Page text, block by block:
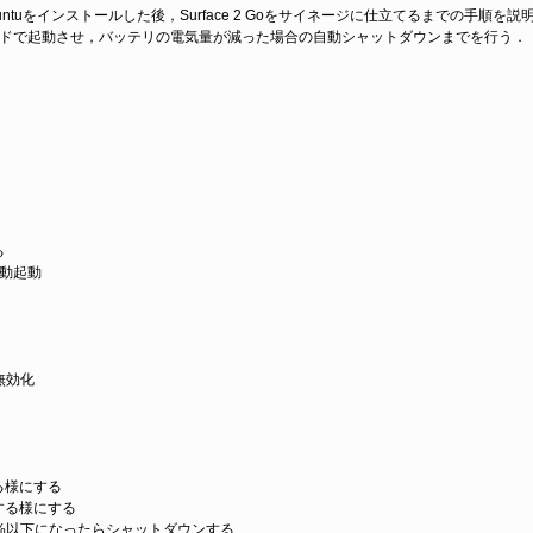
をインストールした後，Surface 2 Goをサイネージに仕立てるまでの手順を説
起動させ，バッテリの電気量が減った場合の自動シャットダウンまでを行う．
起動
効化
様にする
様にする
下になったらシャットダウンする